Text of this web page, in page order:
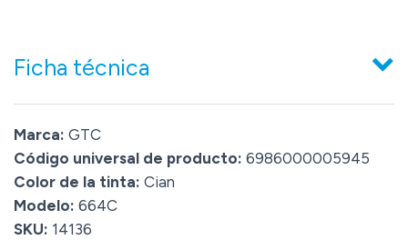
Ficha técnica
Marca: GTC
Código universal de producto: 6986000005945
Color de la tinta: Cian
Modelo: 664C
SKU: 14136